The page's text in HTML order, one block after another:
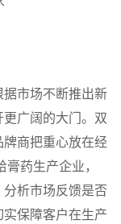
市场不断推出新
广阔的大门。双
商把重心放在经
药生产企业，
析市场反馈是否
保障客户在生产